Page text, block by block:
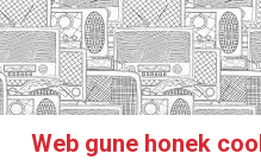
HAZTE SOCI@! FACEBOOK
Web gune honek